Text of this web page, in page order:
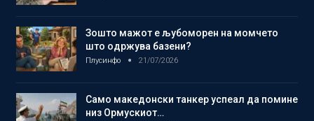
Зошто мажот е љубоморен на момчето
што одржува базени?
Плусинфо 21/07/2026
Само македонски танкер успеал да помине
низ Ормускиот…